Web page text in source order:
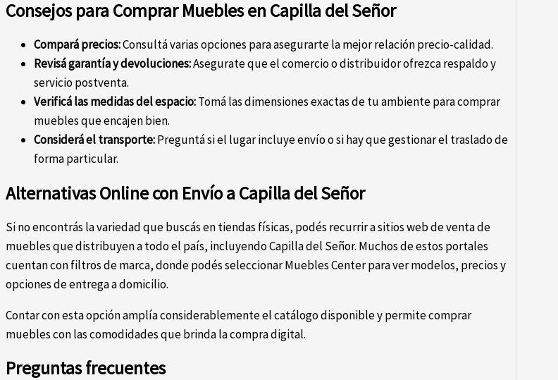
Consejos para Comprar Muebles en Capilla del Señor
Compará precios:Consultá varias opciones para asegurarte la mejor relación precio-calidad.
Revisá garantía y devoluciones:Asegurate que el comercio o distribuidor ofrezca respaldo y
servicio postventa.
Verificá las medidas del espacio:Tomá las dimensiones exactas de tu ambiente para comprar
muebles que encajen bien.
Considerá el transporte:Preguntá si el lugar incluye envío o si hay que gestionar el traslado de
forma particular.
Alternativas Online con Envío a Capilla del Señor
Si no encontrás la variedad que buscás en tiendas físicas, podés recurrir a sitios web de venta de
muebles que distribuyen a todo el país, incluyendo Capilla del Señor. Muchos de estos portales
cuentan con filtros de marca, donde podés seleccionar Muebles Center para ver modelos, precios y
opciones de entrega a domicilio.
Contar con esta opción amplía considerablemente el catálogo disponible y permite comprar
muebles con las comodidades que brinda la compra digital.
Preguntas frecuentes